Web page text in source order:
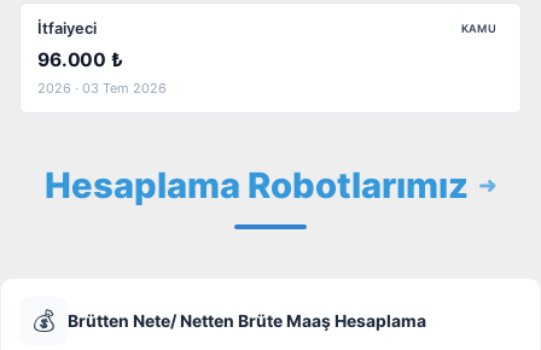
İtfaiyeci KAMU
96.000 ₺
2026 · 03 Tem 2026
Hesaplama Robotlarımız
💰 Brütten Nete/ Netten Brüte Maaş Hesaplama